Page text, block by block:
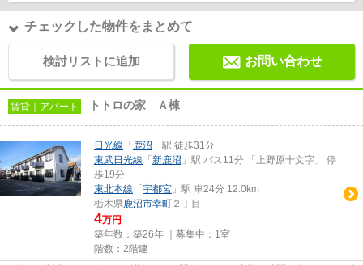
チェックした物件をまとめて
検討リストに追加 お問い合わせ
賃貸｜アパート トトロの家 Ａ棟
日光線 「 鹿沼 」駅 徒歩31分
東武日光線 「 新鹿沼 」駅 バス11分 「上野原十文字」 停
歩19分
東北本線 「 宇都宮 」駅 車24分 12.0km
栃木県鹿沼市幸町 ２丁目
4万円
築年数：築26年 ｜募集中： 1室
階数：2階建